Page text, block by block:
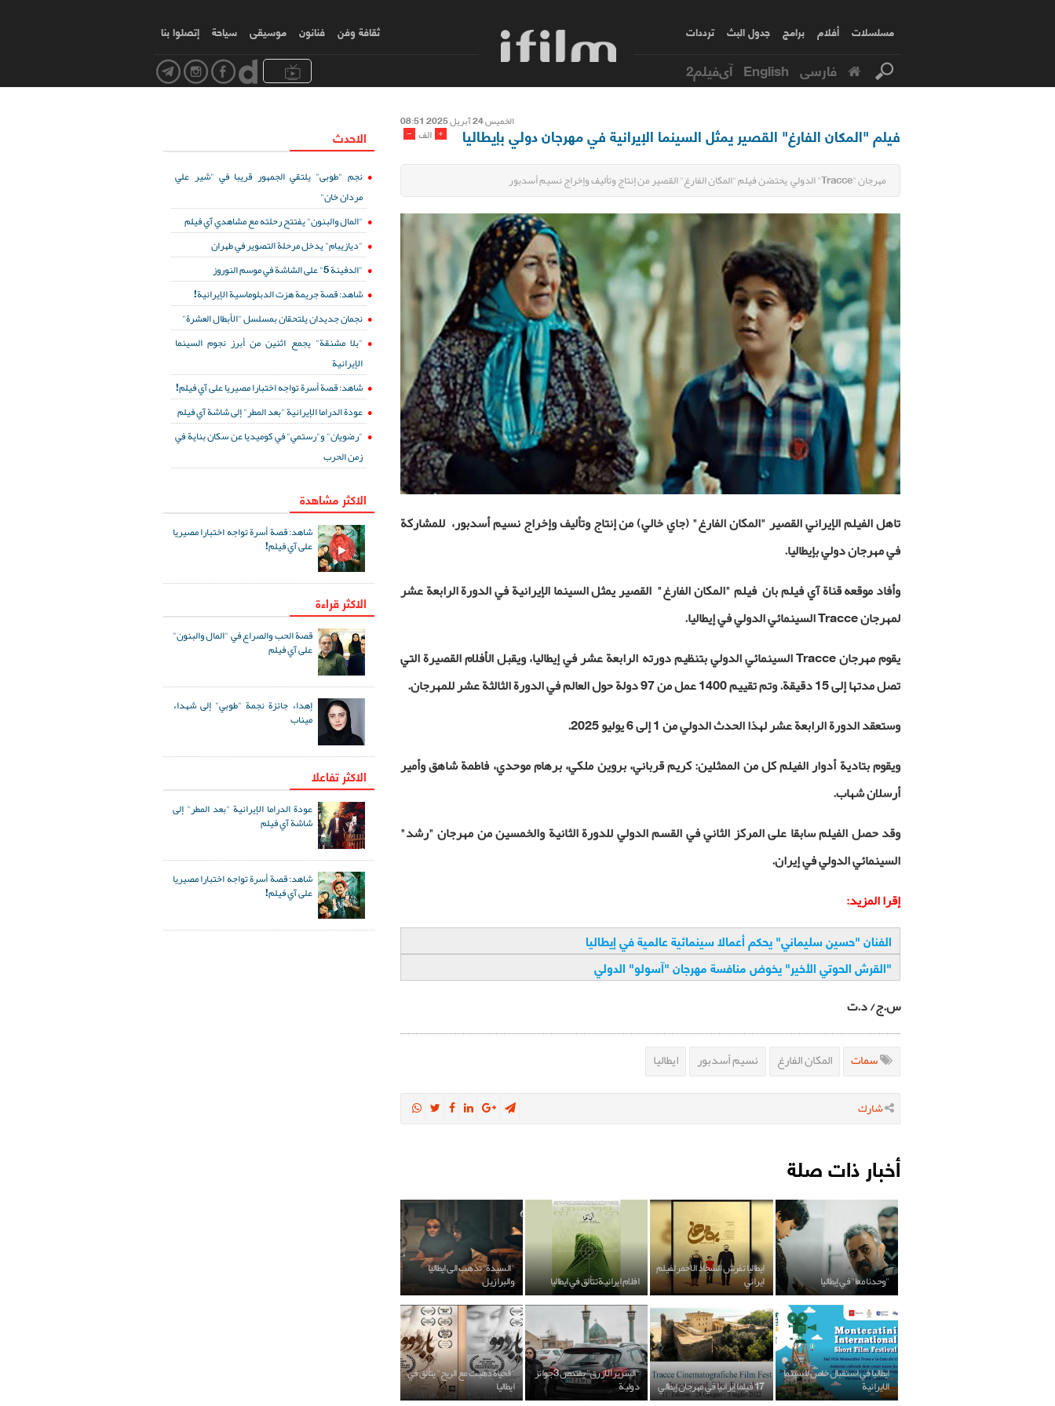
مسلسلات أفلام برامج جدول البث ترددات ثقافة وفن فنانون موسیقی سياحة إتصلوا بنا
فارسی English آی‌فیلم2
الخمیس 24 آبریل 2025 08:51
- الف + فيلم "المكان الفارغ" القصير يمثل السينما الإيرانية في مهرجان دولي بإيطاليا
مهرجان "Tracce" الدولي يحتضن فيلم "المكان الفارغ" القصير من إنتاج وتأليف وإخراج نسيم أسدبور
تاهل الفيلم الإيراني القصير "المكان الفارغ" (جاي خالي) من إنتاج وتأليف وإخراج نسيم أسدبور، للمشاركة
في مهرجان دولي بإيطاليا.
وأفاد موقعه قناة آي فيلم بان فيلم "المكان الفارغ" القصير يمثل السينما الإيرانية في الدورة الرابعة عشر
لمهرجانTracceالسينمائي الدولي في إيطاليا.
يقوم مهرجانTracceالسينمائي الدولي بتنظيم دورته الرابعة عشر في إيطاليا، ويقبل الأفلام القصيرة التي
تصل مدتها إلى 15 دقيقة. وتم تقييم 1400 عمل من 97 دولة حول العالم في الدورة الثالثة عشر للمهرجان.
وستعقد الدورة الرابعة عشر لهذا الحدث الدولي من 1 إلى 6 يوليو 2025.
ويقوم بتادية أدوار الفيلم كل من الممثلين: كريم قرباني، بروين ملكي، برهام موحدي، فاطمة شاهق وأمير
أرسلان شهاب.
وقد حصل الفيلم سابقا على المركز الثاني في القسم الدولي للدورة الثانية والخمسين من مهرجان "رشد"
السينمائي الدولي في إيران.
إقرا المزيد:
الفنان "حسين سليماني" يحكم أعمالا سينمائية عالمية في إيطاليا
"القرش الحوتي الأخير" يخوض منافسة مهرجان "آسولو" الدولي
س.ج/ د.ت
سمات المكان الفارغ نسيم أسدبور ايطاليا
شارك
أخبار ذات صلة
"وحدنا معا" في إيطاليا
ايطاليا تفرش السجاد الاحمر لفيلم
ايراني افلام ايرانية تتألق في ايطاليا
"السيدة" تذهب الى ايطاليا
والبرازيل
ايطاليا في استقبال خاص للسينما
الايرانية 17 فيلما إيرانيا في مهرجان إيطالي
"السرير الازرق" يقتنص 3 جوائز
دولية
"الحياة ذهبت مع الريح" يتألق في
ايطاليا
الاحدث
نجم "طوبى" يلتقي الجمهور قريبا في "شير علي
مردان خان"
"المال والبنون" يفتتح رحلته مع مشاهدي آي فيلم
"ديازيبام" يدخل مرحلة التصوير في طهران
"الدفينة 5" على الشاشة في موسم النوروز
شاهد: قصة جريمة هزت الدبلوماسية الإيرانية!
نجمان جديدان يلتحقان بمسلسل "الأبطال العشرة"
"بلا مشنقة" يجمع اثنين من أبرز نجوم السينما
الإيرانية
شاهد: قصة أسرة تواجه اختبارا مصيريا على آي فيلم!
عودة الدراما الإيرانية "بعد المطر" إلى شاشة آي فيلم
"رضويان" و"رستمي" في كوميديا عن سكان بناية في
زمن الحرب
الاكثر مشاهدة
شاهد: قصة أسرة تواجه اختبارا مصيريا
على آي فيلم!
الاكثر قراءة
قصة الحب والصراع في "المال والبنون"
على آي فيلم
إهداء جائزة نجمة "طوبي" إلى شهداء
ميناب
الاکثر تفاعلا
عودة الدراما الإيرانية "بعد المطر" إلى
شاشة آي فيلم
شاهد: قصة أسرة تواجه اختبارا مصيريا
على آي فيلم!